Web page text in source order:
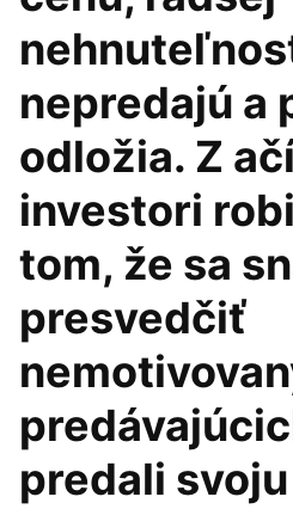
nepredajú a
odložia. Z
investori
tom, že sa
presvedčiť
predali svoju